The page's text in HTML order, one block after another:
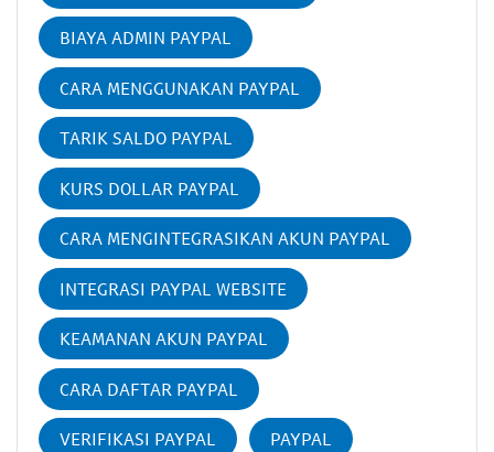
BIAYA ADMIN PAYPAL
CARA MENGGUNAKAN PAYPAL
TARIK SALDO PAYPAL
KURS DOLLAR PAYPAL
CARA MENGINTEGRASIKAN AKUN PAYPAL
INTEGRASI PAYPAL WEBSITE
KEAMANAN AKUN PAYPAL
CARA DAFTAR PAYPAL
VERIFIKASI PAYPAL PAYPAL